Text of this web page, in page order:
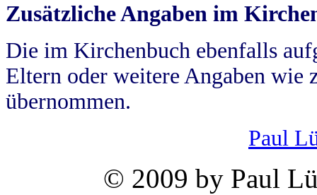
Zusätzliche Angaben im
Die im Kirchenbuch ebenfalls
Eltern oder weitere Angaben wie
übernommen.
Paul
© 2009 by Paul